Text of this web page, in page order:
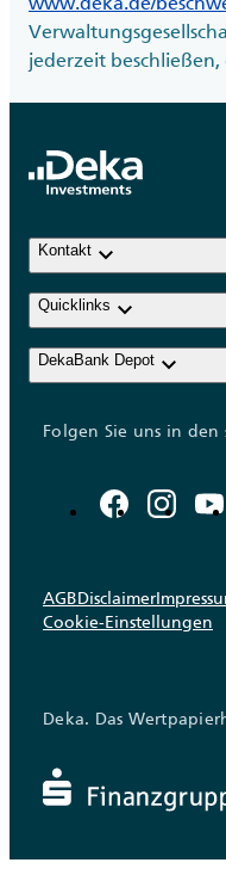
jederzeit
Kontakt keyboard_arrow_down
Quicklinks keyboard_arrow_down
DekaBank Depot keyboard_arrow_down
Folgen Sie uns in
AGBDisclaimer
Cookie-Einstellungen
Deka. Das